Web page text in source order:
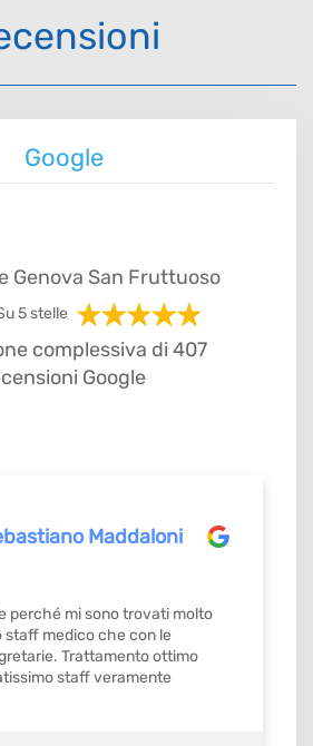
Google
Genova San Fruttuoso
5 stelle
complessiva di 407
Google
Maddaloni
perché mi sono trovati molto
staff medico che con le
Trattamento ottimo
staff veramente